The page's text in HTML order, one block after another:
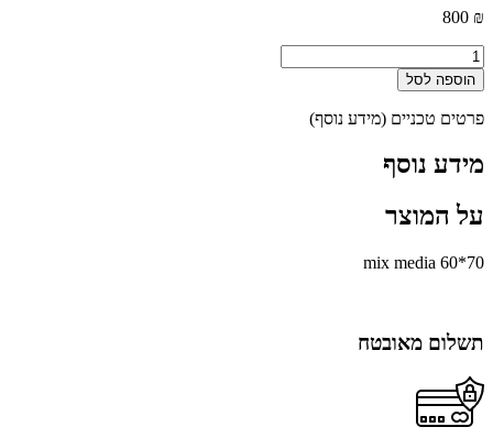
800 ₪
כמות
של
Untitled
הוספה לסל
פרטים טכניים (מידע נוסף)
מידע נוסף
על המוצר
70*60 mix media
תשלום מאובטח